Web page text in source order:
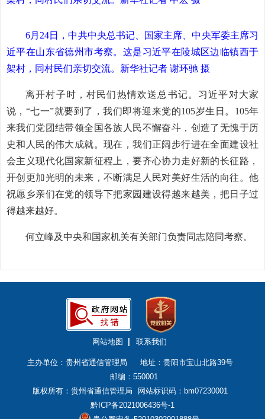
6月24日，中共中央总书记、国家主席、中央军委主席习
近平在山东省德州市考察。这是习近平在陵城区边临镇西于
架村，同村民们亲切交流。 新华社记者 谢环驰 摄
离开村子时，村民们热情欢送总书记。习近平对大家
说，“七一”就要到了，我们即将迎来党的105岁生日。105年
来我们党团结带领全国各族人民不懈奋斗，创造了无愧于历
史和人民的伟大成就。现在，我们正阔步行进在全面建设社
会主义现代化国家新征程上，要齐心协力走好新的长征路，
开创更加光明的未来，不断满足人民对美好生活的向往。他
祝愿乡亲们在党的领导下把家园建设得越来越美，把日子过
得越来越好。
何立峰及中央和国家机关有关部门负责同志陪同考察。
网站地图 联系我们
主办单位：贵州省通信管理局
地址：贵阳市宝山北路39号
邮编：550001
版权所有：贵州省通信管理局
网站标识码：bm07230001
黔ICP备2021006436号-1